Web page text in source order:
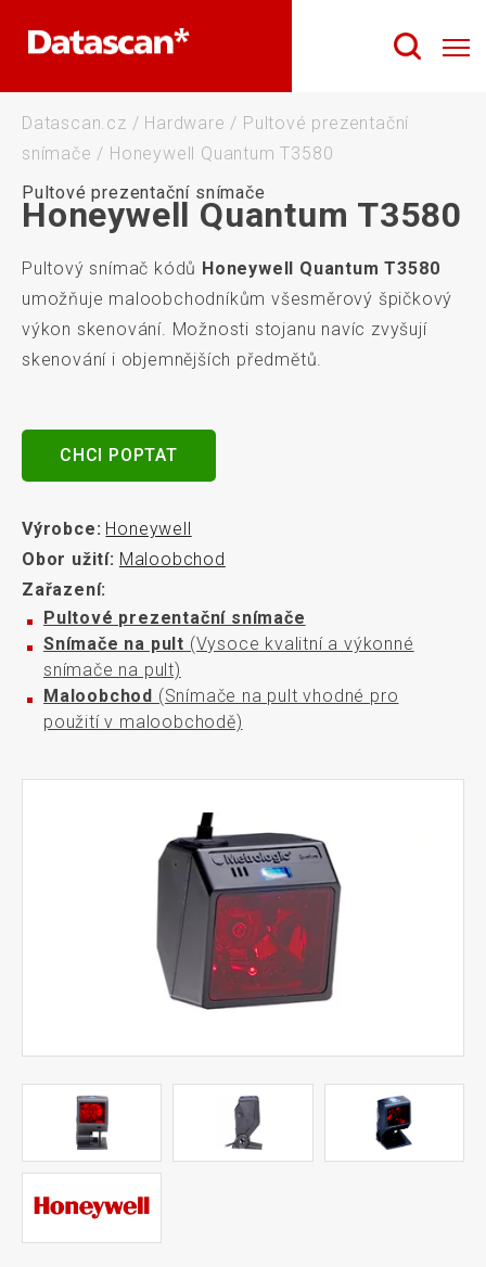
Datascan.cz / Hardware / Pultové prezentační
snímače / Honeywell Quantum T3580
Pultové prezentační snímače
Honeywell Quantum T3580
Pultový snímač kódů Honeywell Quantum T3580
umožňuje maloobchodníkům všesměrový špičkový
výkon skenování. Možnosti stojanu navíc zvyšují
skenování i objemnějších předmětů.
CHCI POPTAT
Výrobce: Honeywell
Obor užití: Maloobchod
Zařazení:
Pultové prezentační snímače
Snímače na pult (Vysoce kvalitní a výkonné
snímače na pult)
Maloobchod (Snímače na pult vhodné pro
použití v maloobchodě)